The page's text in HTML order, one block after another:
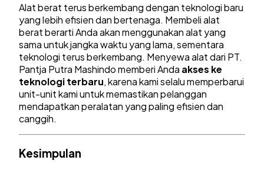
Alat berat terus berkembang dengan teknologi baru
yang lebih efisien dan bertenaga. Membeli alat
berat berarti Anda akan menggunakan alat yang
sama untuk jangka waktu yang lama, sementara
teknologi terus berkembang. Menyewa alat dari PT.
Pantja Putra Mashindo memberi Anda akses ke
teknologi terbaru, karena kami selalu memperbarui
unit-unit kami untuk memastikan pelanggan
mendapatkan peralatan yang paling efisien dan
canggih.
Kesimpulan